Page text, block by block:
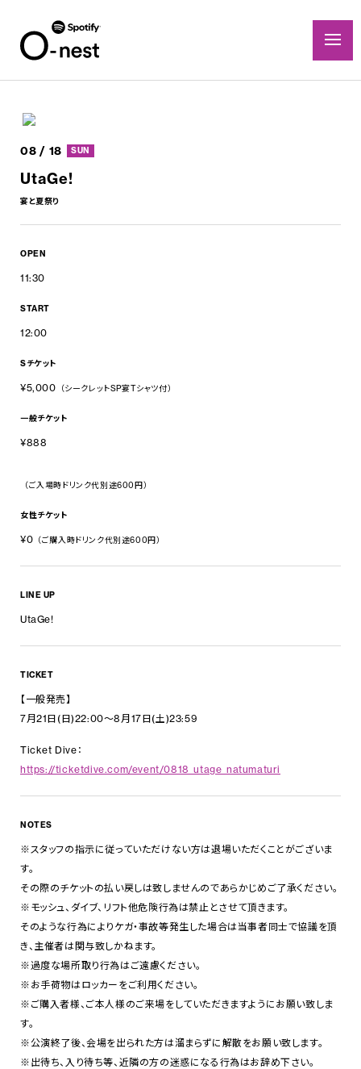
08 / 18 SUN
UtaGe!
宴と夏祭り
OPEN
11:30
START
12:00
Sチケット
¥5,000 （シークレットSP宴Tシャツ付）
一般チケット
¥888
（ご入場時ドリンク代別途600円）
女性チケット
¥0 （ご購入時ドリンク代別途600円）
LINE UP
UtaGe!
TICKET
【一般発売】
7月21日(日)22:00～8月17日(土)23:59
Ticket Dive：
https://ticketdive.com/event/0818_utage_natumaturi
NOTES
※スタッフの指示に従っていただけない方は退場いただくことがございま
す。
その際のチケットの払い戻しは致しませんのであらかじめご了承ください。
※モッシュ、ダイブ、リフト他危険行為は禁止とさせて頂きます。
そのような行為によりケガ・事故等発生した場合は当事者同士で協議を頂
き、主催者は関与致しかねます。
※過度な場所取り行為はご遠慮ください。
※お手荷物はロッカーをご利用ください。
※ご購入者様、ご本人様のご来場をしていただきますようにお願い致しま
す。
※公演終了後、会場を出られた方は溜まらずに解散をお願い致します。
※出待ち、入り待ち等、近隣の方の迷惑になる行為はお辞め下さい。